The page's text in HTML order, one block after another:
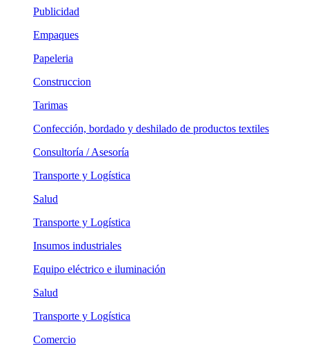
Publicidad
Empaques
Papeleria
Construccion
Tarimas
Confección, bordado y deshilado de productos textiles
Consultoría / Asesoría
Transporte y Logística
Salud
Transporte y Logística
Insumos industriales
Equipo eléctrico e iluminación
Salud
Transporte y Logística
Comercio